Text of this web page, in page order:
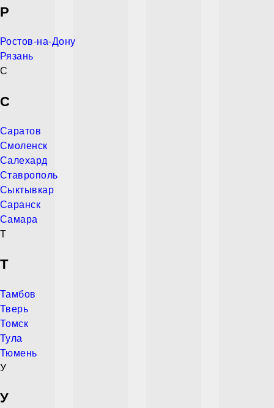
Р
Ростов-на-Дону
Рязань
С
С
Саратов
Смоленск
Салехард
Ставрополь
Сыктывкар
Саранск
Самара
Т
Т
Тамбов
Тверь
Томск
Тула
Тюмень
У
У